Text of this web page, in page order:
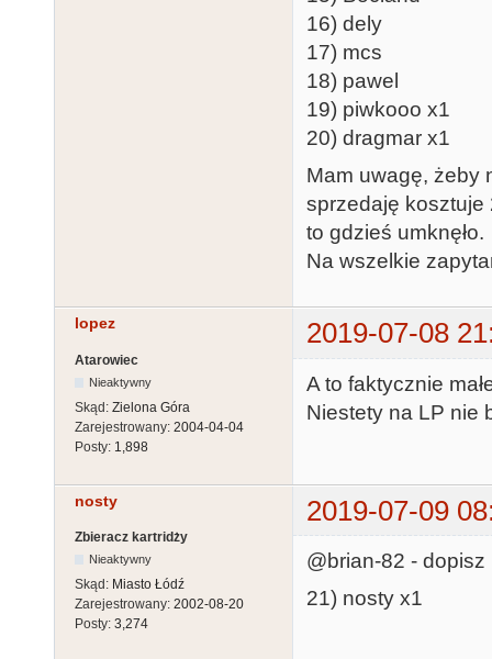
16) dely
17) mcs
18) pawel
19) piwkooo x1
20) dragmar x1
Mam uwagę, żeby
sprzedaję kosztuje
to gdzieś umknęło.
Na wszelkie
lopez 2019-07-08
Atarowiec
Nieaktywny
Skąd: Zielona Góra
Zarejestrowany: 2004-04-04
Posty: 1,898
A to faktycznie
Niestety na LP nie
nosty 2019-07-09
Zbieracz kartridży
Nieaktywny
Skąd: Miasto Łódź
Zarejestrowany: 2002-08-20
Posty: 3,274
@brian-82 -
21) nosty x1